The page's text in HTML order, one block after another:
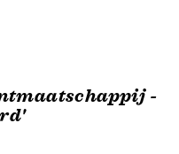
-